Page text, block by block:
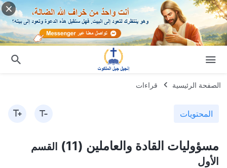
الصفحة الرئيسية قراءات
المحتويات
مسؤوليات القادة والعاملين (11)
القسم
الأول